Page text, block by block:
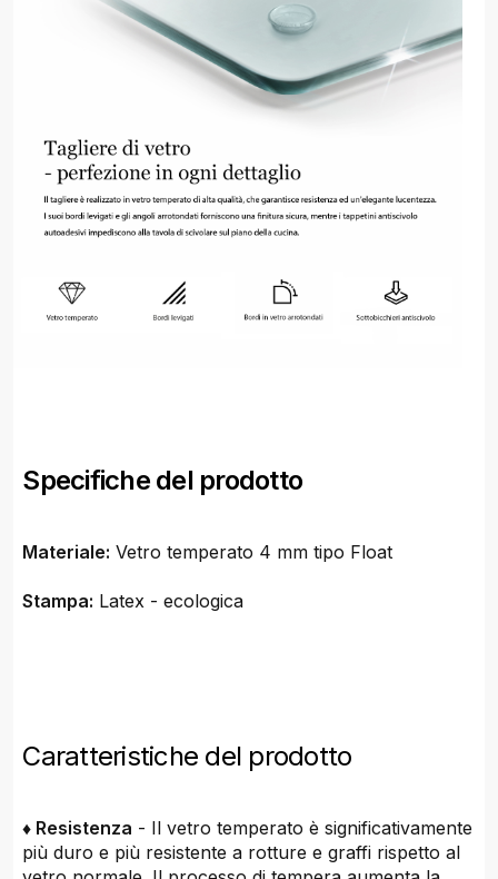
Specifiche del prodotto
Materiale: Vetro temperato 4 mm tipo Float
Stampa: Latex - ecologica
Caratteristiche del prodotto
♦ Resistenza - Il vetro temperato è significativamente
più duro e più resistente a rotture e graffi rispetto al